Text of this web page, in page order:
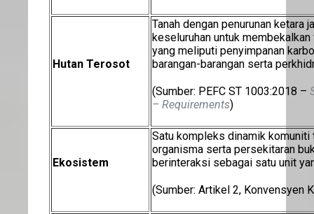
Hutan Terosot
Tanah dengan penurunan ketara
keseluruhan untuk
yang meliputi penyimpanan
barangan-barangan serta
(Sumber: PEFC ST 1003:2018 –
– Requirements)
Ekosistem
Satu kompleks dinamik komuniti
organisma serta persekitaran
berinteraksi sebagai satu unit
(Sumber: Artikel 2, Konvensyen